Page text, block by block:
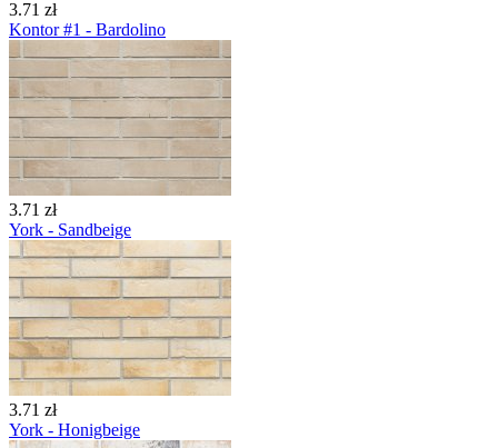
3.71 zł
Kontor #1 - Bardolino
3.71 zł
York - Sandbeige
3.71 zł
York - Honigbeige